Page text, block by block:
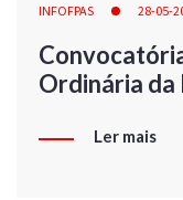
INFOFPAS 28-05-
Ordinária da
Ler mais